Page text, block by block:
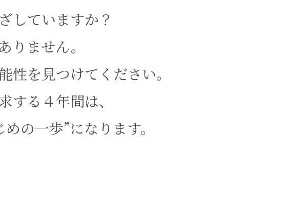
していますか？
りません。
性を 見つけてください。
する４年間は、
めの一歩”になります。